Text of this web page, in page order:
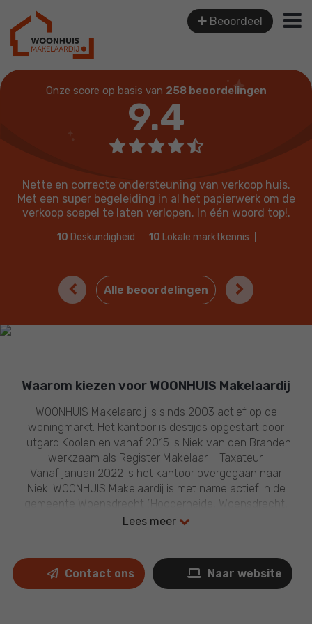
Beoordeel
Onze score op basis van 258 beoordelingen
9.4
Nette en correcte ondersteuning van verkoop huis.
Met een super begeleiding in al het papierwerk om de
verkoop soepel te laten verlopen. In één woord top!.
10 Deskundigheid 10 Lokale marktkennis
PreviousAlle beoordelingen Next
Waarom kiezen voor WOONHUIS Makelaardij
WOONHUIS Makelaardij is sinds 2003 actief op de
woningmarkt. Het kantoor is destijds opgestart door
Lutgard Koolen en vanaf 2015 is Niek van den Branden
werkzaam als Register Makelaar – Taxateur.
Vanaf januari 2022 is het kantoor overgegaan naar
Niek. WOONHUIS Makelaardij is met name actief in de
gemeente Woensdrecht (Hoogerheide, Woensdrecht,
Huijbergen, Ossendrecht en Putte).
Roosendaal) zijn mogelijk.
Lees meer
Contact ons Naar website